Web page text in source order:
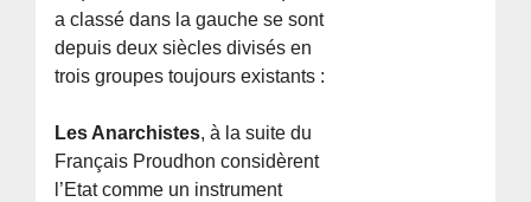
a classé dans la gauche se sont
depuis deux siècles divisés en
trois groupes toujours existants :
Les Anarchistes, à la suite du
Français Proudhon considèrent
l’Etat comme un instrument